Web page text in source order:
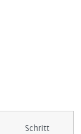
Schritt